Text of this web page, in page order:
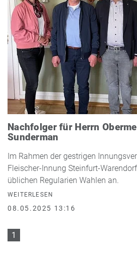
Nachfolger für Herrn
Sunderman
Im Rahmen der gestrigen
Fleischer-Innung Steinfurt-
üblichen Regularien Wahlen an.
WEITERLESEN
08.05.2025 13:16
1